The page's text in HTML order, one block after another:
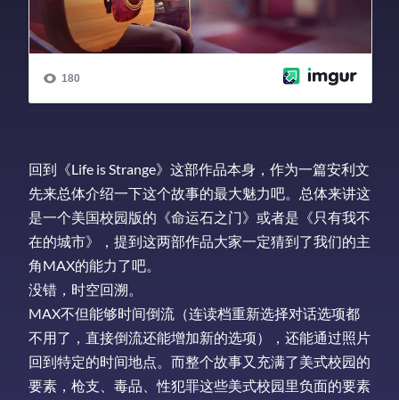
回到《Life is Strange》这部作品本身，作为一篇安利文
先来总体介绍一下这个故事的最大魅力吧。总体来讲这
是一个美国校园版的《命运石之门》或者是《只有我不
在的城市》，提到这两部作品大家一定猜到了我们的主
角MAX的能力了吧。
没错，时空回溯。
MAX不但能够时间倒流（连读档重新选择对话选项都
不用了，直接倒流还能增加新的选项），还能通过照片
回到特定的时间地点。而整个故事又充满了美式校园的
要素，枪支、毒品、性犯罪这些美式校园里负面的要素